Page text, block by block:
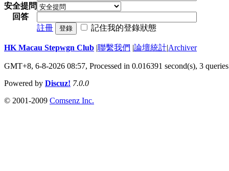
安全提問
回答
註冊
登錄 記住我的登錄狀態
HK Macau Stepwgn Club |聯繫我們 |論壇統計|Archiver
GMT+8, 6-8-2026 08:57, Processed in 0.016391 second(s), 3 queries
Powered by Discuz! 7.0.0
© 2001-2009 Comsenz Inc.